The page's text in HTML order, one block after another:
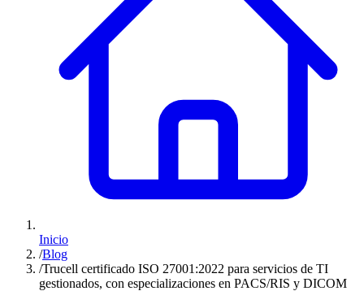
Inicio
/Blog
/Trucell certificado ISO 27001:2022 para servicios de TI
gestionados, con especializaciones en PACS/RIS y DICOM